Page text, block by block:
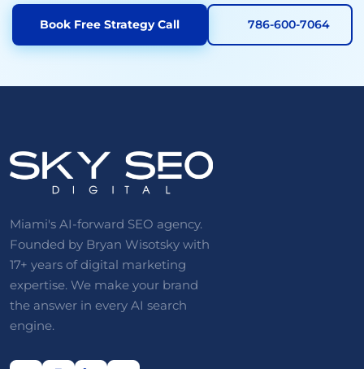
Book Free Strategy Call 786-600-7064
Miami's AI-forward SEO agency.
Founded by Bryan Wisotsky with
17+ years of digital marketing
expertise. We make your brand
the answer in every AI search
engine.